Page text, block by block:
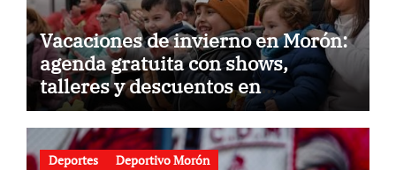
Vacaciones de invierno en Morón:
agenda gratuita con shows,
talleres y descuentos en
gastronomía
Deportes Deportivo Morón